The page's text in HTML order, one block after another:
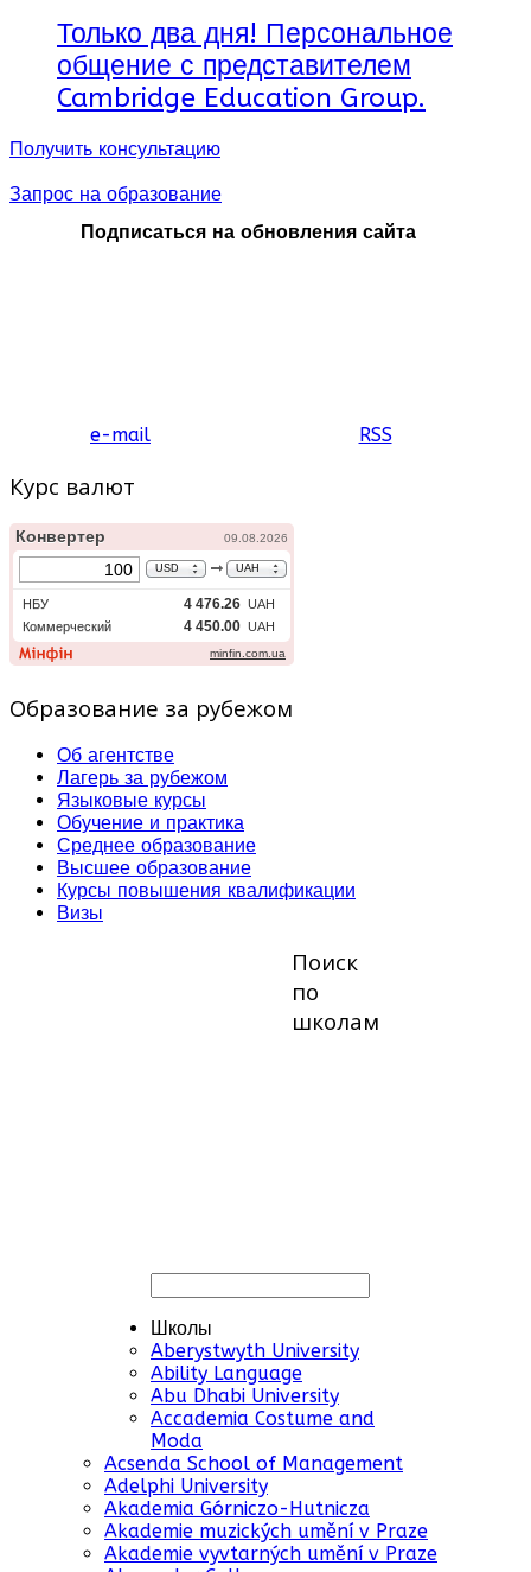
Только два дня! Персональное
общение с представителем
Cambridge Education Group.
Получить консультацию
Запрос на образование
Подписаться на обновления сайта
e-mail RSS
Курс валют
Образование за рубежом
Об агентстве
Лагерь за рубежом
Языковые курсы
Обучение и практика
Среднее образование
Высшее образование
Курсы повышения квалификации
Визы
Поиск
по
школам
Школы
Aberystwyth University
Ability Language
Abu Dhabi University
Accademia Costume and
Moda
Acsenda School of Management
Adelphi University
Akademia Górniczo-Hutnicza
Akademie muzických umění v Praze
Akademie vyvtarných umění v Praze